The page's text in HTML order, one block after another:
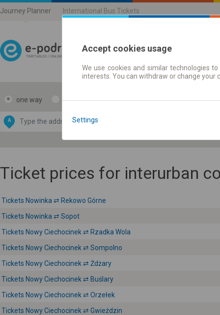
Journey Planner International Bus Tickets
Journey planner |
one way return
A
by
OpenStreetMap
Ticket prices for interurban
Tickets Nowinka ⇄ Rekowo Górne
Tickets Nowinka ⇄ Sopot
Tickets Nowy Ciechocinek ⇄ Rzadka Wola
Tickets Nowy Ciechocinek ⇄ Sompolno
Tickets Nowy Ciechocinek ⇄ Żdżary
Tickets Nowy Ciechocinek ⇄ Buślary
Tickets Nowy Ciechocinek ⇄ Orzełek
Tickets Nowy Ciechocinek ⇄ Gwieździn
Accept cookies usage
We use cookies and similar technologies
interests. You can withdraw or change
Settings